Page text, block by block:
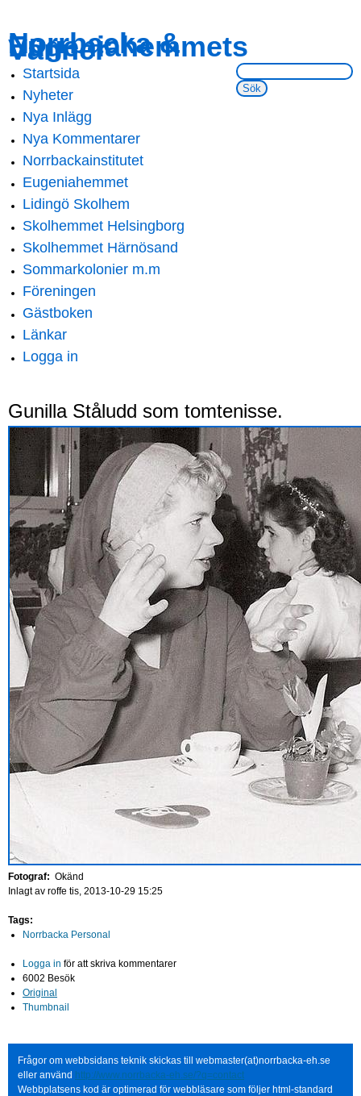
main
content
navigation
Norrbacka &
Eugeniahemmets
Vänner
Sök på webbsidan:
Main menu
Startsida
Nyheter
Nya Inlägg
Nya Kommentarer
Norrbackainstitutet
Eugeniahemmet
Lidingö Skolhem
Skolhemmet Helsingborg
Skolhemmet Härnösand
Sommarkolonier m.m
Föreningen
Gästboken
Länkar
Logga in
Gunilla Ståludd som tomtenisse.
Fotograf: Okänd
Inlagt av roffe tis, 2013-10-29 15:25
Tags:
Norrbacka Personal
Logga in för att skriva kommentarer
6002 Besök
Original
Thumbnail
Frågor om webbsidans teknik skickas till webmaster(at)norrbacka-eh.se
eller använd http://www.norrbacka-eh.se/?q=contact
Webbplatsens kod är optimerad för webbläsare som följer html-standard